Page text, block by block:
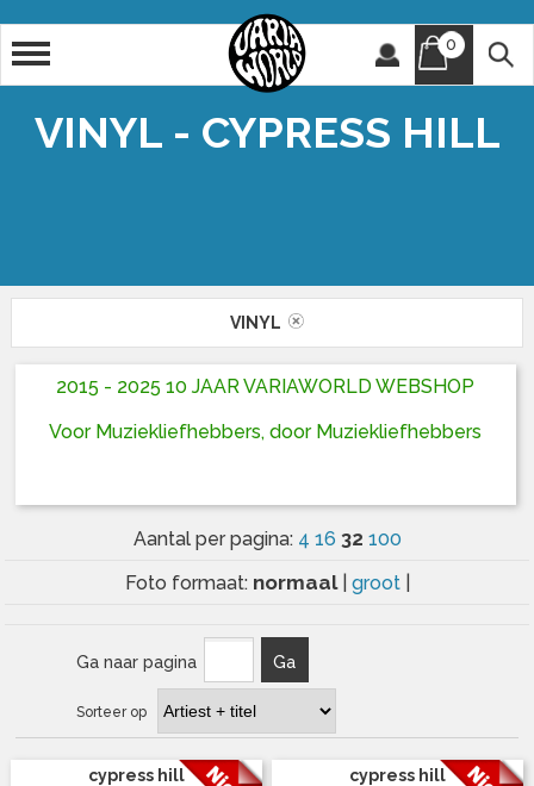
0
VINYL - CYPRESS HILL
VINYL
2015 - 2025 10 JAAR VARIAWORLD WEBSHOP
Voor Muziekliefhebbers, door Muziekliefhebbers
Aantal per pagina: 4 16 32 100
Foto formaat: normaal groot
Ga naar pagina Ga
Sorteer op
cypress hill cypress hill